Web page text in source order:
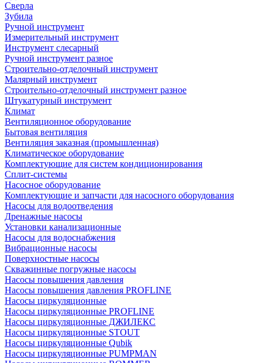
Сверла
Зубила
Ручной инструмент
Измерительный инструмент
Инструмент слесарный
Ручной инструмент разное
Строительно-отделочный инструмент
Малярный инструмент
Строительно-отделочный инструмент разное
Штукатурный инструмент
Климат
Вентиляционное оборудование
Бытовая вентиляция
Вентиляция заказная (промышленная)
Климатическое оборудование
Комплектующие для систем кондиционирования
Сплит-системы
Насосное оборудование
Комплектующие и запчасти для насосного оборудования
Насосы для водоотведения
Дренажные насосы
Установки канализационные
Насосы для водоснабжения
Вибрационные насосы
Поверхностные насосы
Скважинные погружные насосы
Насосы повышения давления
Насосы повышения давления PROFLINE
Насосы циркуляционные
Насосы циркуляционные PROFLINE
Насосы циркуляционные ДЖИЛЕКС
Насосы циркуляционные STOUT
Насосы циркуляционные Qubik
Насосы циркуляционные PUMPMAN